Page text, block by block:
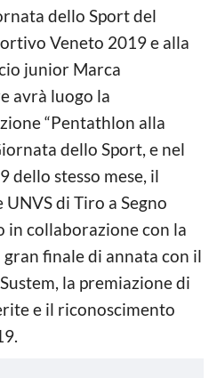
dello Sport del
Veneto 2019 e alla
junior Marca
avrà luogo la
“Pentathlon alla
dello Sport, e nel
dello stesso mese, il
di Tiro a Segno
in collaborazione con la
finale di annata con il
la premiazione di
e il riconoscimento